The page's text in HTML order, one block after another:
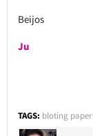
Beijos
Ju
TAGS: bloting